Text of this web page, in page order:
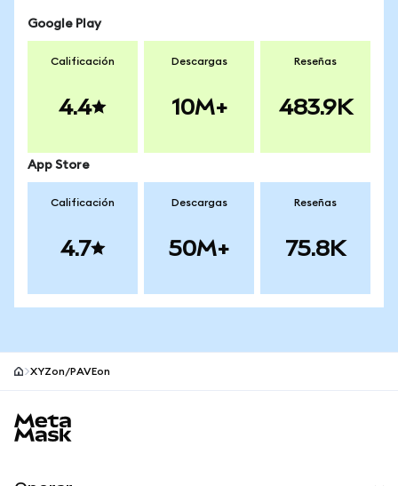
Google Play
Calificación
4.4
Descargas
10M+
Reseñas
483.9K
App Store
Calificación
4.7
Descargas
50M+
Reseñas
75.8K
XYZon/PAVEon